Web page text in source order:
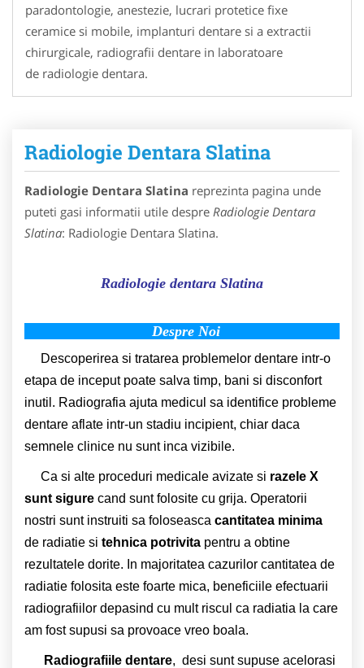
paradontologie, anestezie, lucrari protetice fixe
ceramice si mobile, implanturi dentare si a extractii
chirurgicale, radiografii dentare in laboratoare
de radiologie dentara.
Radiologie Dentara Slatina
Radiologie Dentara Slatina reprezinta pagina unde
puteti gasi informatii utile despre Radiologie Dentara
Slatina: Radiologie Dentara Slatina.
Radiologie dentara Slatina
Despre Noi
Descoperirea si tratarea problemelor dentare intr-o
etapa de inceput poate salva timp, bani si disconfort
inutil. Radiografia ajuta medicul sa identifice probleme
dentare aflate intr-un stadiu incipient, chiar daca
semnele clinice nu sunt inca vizibile.
Ca si alte proceduri medicale avizate si razele X
sunt sigure cand sunt folosite cu grija. Operatorii
nostri sunt instruiti sa foloseasca cantitatea minima
de radiatie si tehnica potrivita pentru a obtine
rezultatele dorite. In majoritatea cazurilor cantitatea de
radiatie folosita este foarte mica, beneficiile efectuarii
radiografiilor depasind cu mult riscul ca radiatia la care
am fost supusi sa provoace vreo boala.
Radiografiile dentare, desi sunt supuse acelorasi